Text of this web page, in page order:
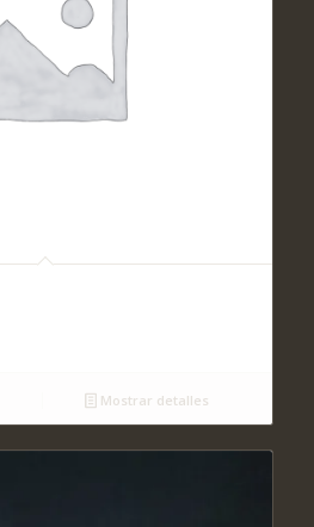
Mostrar detalles